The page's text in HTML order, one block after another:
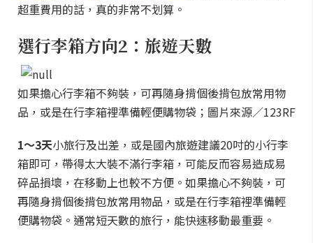
超重費用的話，真的非常不划算。
選行李箱方向2：旅遊天數
如果擔心行李箱不夠裝，可再隨身揹個後揹包放常用物
品，或是在行李箱裡準備輕便購物袋；圖片來源／123RF
1～3天小旅行及出差，或是國內旅遊建議20吋的小行李
箱即可，帶得太大裝不滿行李箱，可能反而容易造成易
碎品損壞，在移動上也較不方便。如果擔心不夠裝，可
再隨身揹個後揹包放常用物品，或是在行李箱裡準備輕
便購物袋。通常短天數的旅行，能快速移動最重要。